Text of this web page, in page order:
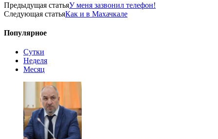
Предыдущая статьяУ меня зазвонил телефон!
Следующая статьяКак и в Махачкале
Популярное
Сутки
Неделя
Месяц